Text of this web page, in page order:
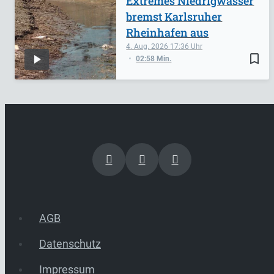
bookmark_border
4. Aug. 2026 17:36
02:58 Min.
bremst Karlsruher
Rheinhafen aus
AGB
Datenschutz
Impressum